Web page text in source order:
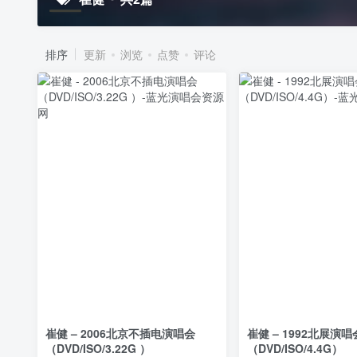
排序 更新 浏览 点赞 评论
崔健 – 2006北京不插电演唱会
（DVD/ISO/3.22G ）
崔健 – 1992北展演唱
（DVD/ISO/4.4G）